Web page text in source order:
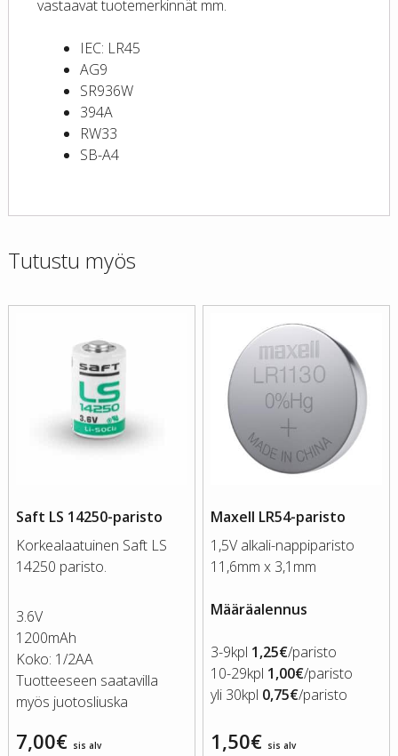
vastaavat tuotemerkinnät mm.
IEC: LR45
AG9
SR936W
394A
RW33
SB-A4
Tutustu myös
Saft LS 14250-paristo
Korkealaatuinen Saft LS
14250 paristo.
3.6V
1200mAh
Koko: 1/2AA
Tuotteeseen saatavilla
myös juotosliuska
7,00€ sis alv
Maxell LR54-paristo
1,5V alkali-nappiparisto
11,6mm x 3,1mm
Määräalennus
3-9kpl 1,25€/paristo
10-29kpl 1,00€/paristo
yli 30kpl 0,75€/paristo
1,50€ sis alv